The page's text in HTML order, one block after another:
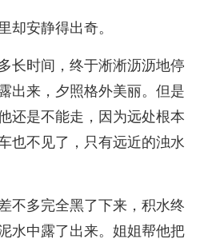
却安静得出奇。
长时间，终于淅淅沥沥地停
出来，夕照格外美丽。但是
还是不能走，因为远处根本
也不见了，只有远近的浊水
不多完全黑了下来，积水终
水中露了出来。姐姐帮他把